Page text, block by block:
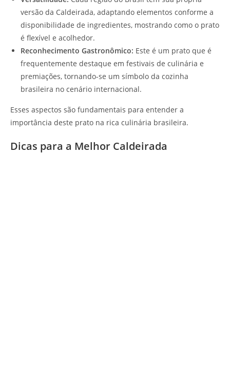
versão da Caldeirada, adaptando elementos conforme a
disponibilidade de ingredientes, mostrando como o prato
é flexível e acolhedor.
Reconhecimento Gastronômico: Este é um prato que é
frequentemente destaque em festivais de culinária e
premiações, tornando-se um símbolo da cozinha
brasileira no cenário internacional.
Esses aspectos são fundamentais para entender a
importância deste prato na rica culinária brasileira.
Dicas para a Melhor Caldeirada